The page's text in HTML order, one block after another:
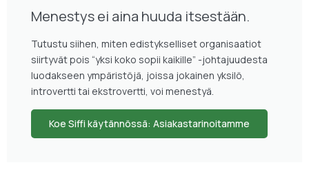
Menestys ei aina huuda itsestään.
Tutustu siihen, miten edistykselliset organisaatiot
siirtyvät pois “yksi koko sopii kaikille” -johtajuudesta
luodakseen ympäristöjä, joissa jokainen yksilö,
introvertti tai ekstrovertti, voi menestyä.
Koe Siffi käytännössä: Asiakastarinoitamme